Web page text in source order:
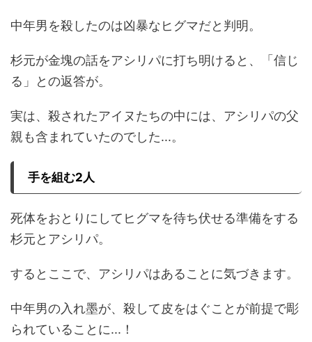
中年男を殺したのは凶暴なヒグマだと判明。
杉元が金塊の話をアシリパに打ち明けると、「信じ
る」との返答が。
実は、殺されたアイヌたちの中には、アシリパの父
親も含まれていたのでした...。
手を組む2人
死体をおとりにしてヒグマを待ち伏せる準備をする
杉元とアシリパ。
するとここで、アシリパはあることに気づきます。
中年男の入れ墨が、殺して皮をはぐことが前提で彫
られていることに... ！